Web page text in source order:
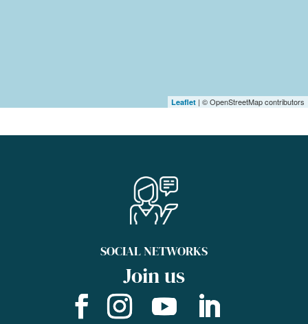
Leaflet | © OpenStreetMap contributors
SOCIAL NETWORKS
Join us